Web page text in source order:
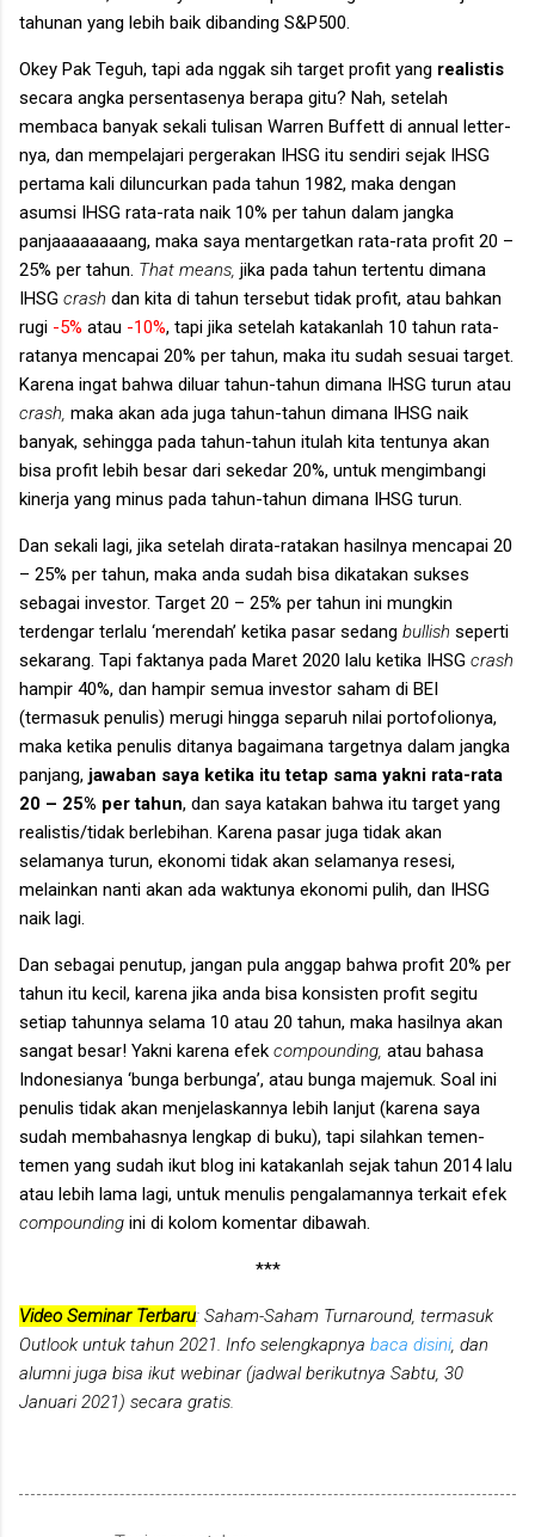
tahunan yang lebih baik dibanding S&P500.
Okey Pak Teguh, tapi ada nggak sih target profit yang realistis
secara angka persentasenya berapa gitu? Nah, setelah
membaca banyak sekali tulisan Warren Buffett di annual letter-
nya, dan mempelajari pergerakan IHSG itu sendiri sejak IHSG
pertama kali diluncurkan pada tahun 1982, maka dengan
asumsi IHSG rata-rata naik 10% per tahun dalam jangka
panjaaaaaaaang, maka saya mentargetkan rata-rata profit 20 –
25% per tahun. That means, jika pada tahun tertentu dimana
IHSG crash dan kita di tahun tersebut tidak profit, atau bahkan
rugi -5% atau -10%, tapi jika setelah katakanlah 10 tahun rata-
ratanya mencapai 20% per tahun, maka itu sudah sesuai target.
Karena ingat bahwa diluar tahun-tahun dimana IHSG turun atau
crash, maka akan ada juga tahun-tahun dimana IHSG naik
banyak, sehingga pada tahun-tahun itulah kita tentunya akan
bisa profit lebih besar dari sekedar 20%, untuk mengimbangi
kinerja yang minus pada tahun-tahun dimana IHSG turun.
Dan sekali lagi, jika setelah dirata-ratakan hasilnya mencapai 20
– 25% per tahun, maka anda sudah bisa dikatakan sukses
sebagai investor. Target 20 – 25% per tahun ini mungkin
terdengar terlalu ‘merendah’ ketika pasar sedang bullish seperti
sekarang. Tapi faktanya pada Maret 2020 lalu ketika IHSG crash
hampir 40%, dan hampir semua investor saham di BEI
(termasuk penulis) merugi hingga separuh nilai portofolionya,
maka ketika penulis ditanya bagaimana targetnya dalam jangka
panjang, jawaban saya ketika itu tetap sama yakni rata-rata
20 – 25% per tahun, dan saya katakan bahwa itu target yang
realistis/tidak berlebihan. Karena pasar juga tidak akan
selamanya turun, ekonomi tidak akan selamanya resesi,
melainkan nanti akan ada waktunya ekonomi pulih, dan IHSG
naik lagi.
Dan sebagai penutup, jangan pula anggap bahwa profit 20% per
tahun itu kecil, karena jika anda bisa konsisten profit segitu
setiap tahunnya selama 10 atau 20 tahun, maka hasilnya akan
sangat besar! Yakni karena efek compounding, atau bahasa
Indonesianya ‘bunga berbunga’, atau bunga majemuk. Soal ini
penulis tidak akan menjelaskannya lebih lanjut (karena saya
sudah membahasnya lengkap di buku), tapi silahkan temen-
temen yang sudah ikut blog ini katakanlah sejak tahun 2014 lalu
atau lebih lama lagi, untuk menulis pengalamannya terkait efek
compounding ini di kolom komentar dibawah.
***
Video Seminar Terbaru: Saham-Saham Turnaround, termasuk
Outlook untuk tahun 2021. Info selengkapnya baca disini , dan
alumni juga bisa ikut webinar (jadwal berikutnya Sabtu, 30
Januari 2021) secara gratis.